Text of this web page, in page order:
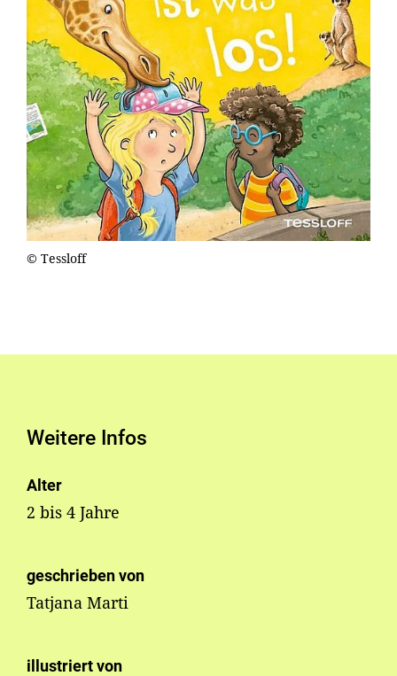
© Tessloff
Weitere Infos
Alter
2 bis 4 Jahre
geschrieben von
Tatjana Marti
illustriert von